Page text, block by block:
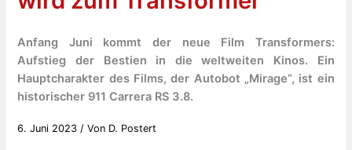
Anfang Juni kommt der neue Film Transformers:
Aufstieg der Bestien in die weltweiten Kinos. Ein
Hauptcharakter des Films, der Autobot „Mirage“, ist ein
historischer 911 Carrera RS 3.8.
6. Juni 2023 / Von D. Postert